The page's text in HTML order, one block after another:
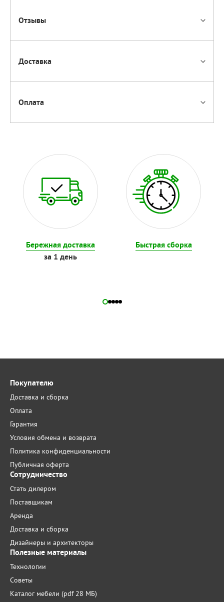
Отзывы
Доставка
Оплата
Бережная доставка
за 1 день
Быстрая сборка
Покупателю
Доставка и сборка
Оплата
Гарантия
Условия обмена и возврата
Политика конфиденциальности
Публичная оферта
Сотрудничество
Стать дилером
Поставщикам
Аренда
Доставка и сборка
Дизайнеры и архитекторы
Полезные материалы
Технологии
Советы
Каталог мебели (pdf 28 МБ)